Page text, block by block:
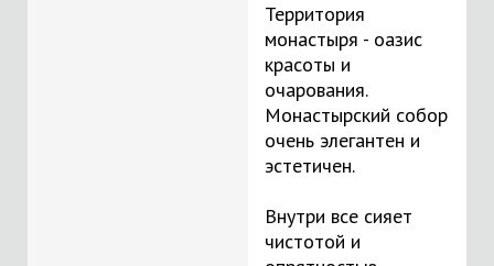
Территория
монастыря - оазис
красоты и
очарования.
Монастырский собор
очень элегантен и
эстетичен.
Внутри все сияет
чистотой и